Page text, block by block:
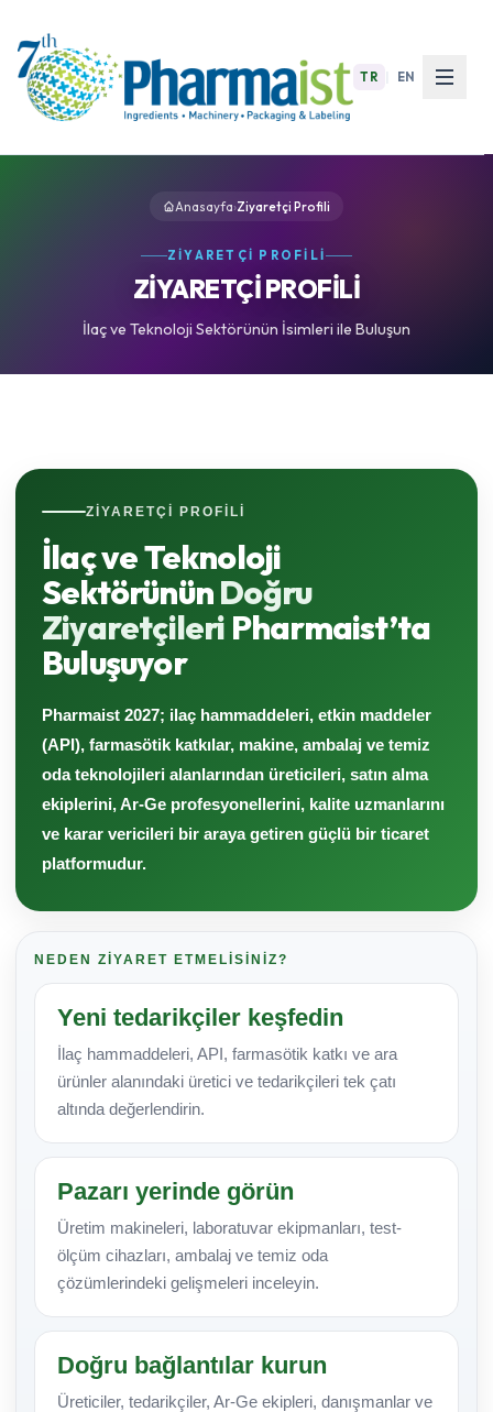
TR EN
Anasayfa›Ziyaretçi Profili
ZIYARETÇI PROFILI
ZİYARETÇİ PROFİLİ
İlaç ve Teknoloji Sektörünün İsimleri ile Buluşun
ZIYARETÇI PROFILI
İlaç ve Teknoloji
SektörününDoğru
Ziyaretçileri Pharmaist’ta
Buluşuyor
Pharmaist 2027; ilaç hammaddeleri, etkin maddeler
(API), farmasötik katkılar, makine, ambalaj ve temiz
oda teknolojileri alanlarından üreticileri, satın alma
ekiplerini, Ar-Ge profesyonellerini, kalite uzmanlarını
ve karar vericileri bir araya getiren güçlü bir ticaret
platformudur.
NEDEN ZIYARET ETMELISINIZ?
Yeni tedarikçiler keşfedin
İlaç hammaddeleri, API, farmasötik katkı ve ara
ürünler alanındaki üretici ve tedarikçileri tek çatı
altında değerlendirin.
Pazarı yerinde görün
Üretim makineleri, laboratuvar ekipmanları, test-
ölçüm cihazları, ambalaj ve temiz oda
çözümlerindeki gelişmeleri inceleyin.
Doğru bağlantılar kurun
Üreticiler, tedarikçiler, Ar-Ge ekipleri, danışmanlar ve